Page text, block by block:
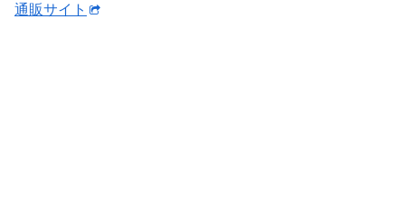
通販サイト